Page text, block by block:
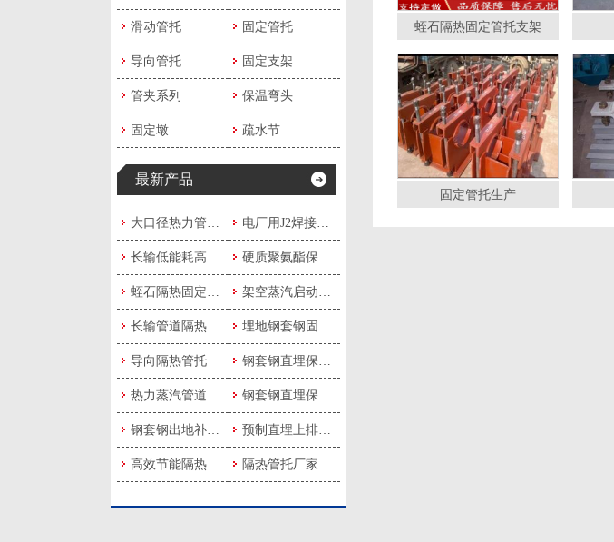
滑动管托 固定管托
导向管托 固定支架
管夹系列 保温弯头
固定墩 疏水节
最新产品
电厂用J2焊接式管夹
长输管道隔热保温管托
导向隔热管托
钢套钢出地补偿弯头 预制直埋上排水式疏水节
高效节能隔热管托 隔热管托厂家
蛭石隔热固定管托支架
固定管托生产